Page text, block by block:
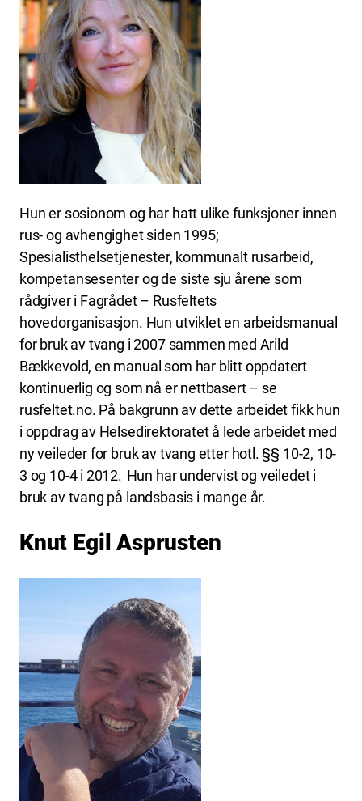
Hun er sosionom og har hatt ulike funksjoner innen
rus- og avhengighet siden 1995;
Spesialisthelsetjenester, kommunalt rusarbeid,
kompetansesenter og de siste sju årene som
rådgiver i Fagrådet – Rusfeltets
hovedorganisasjon. Hun utviklet en arbeidsmanual
for bruk av tvang i 2007 sammen med Arild
Bækkevold, en manual som har blitt oppdatert
kontinuerlig og som nå er nettbasert – se
rusfeltet.no. På bakgrunn av dette arbeidet fikk hun
i oppdrag av Helsedirektoratet å lede arbeidet med
ny veileder for bruk av tvang etter hotl. §§ 10-2, 10-
3 og 10-4 i 2012. Hun har undervist og veiledet i
bruk av tvang på landsbasis i mange år.
Knut Egil Asprusten